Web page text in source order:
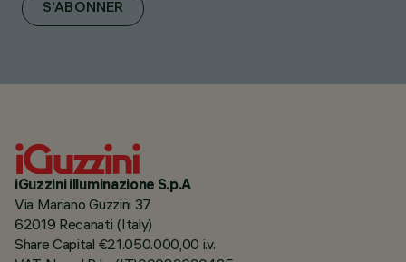
S'ABONNER
iGuzzini illuminazione S.p.A
Via Mariano Guzzini 37
62019 Recanati (Italy)
Share Capital €21.050.000,00 i.v.